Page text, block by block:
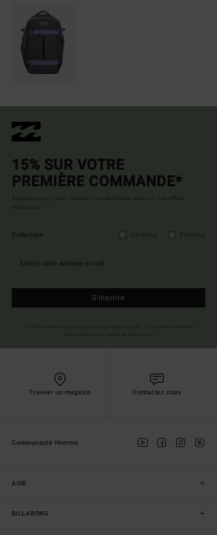
15% SUR VOTRE
PREMIÈRE COMMANDE*
Abonnez-vous pour recevoir nos dernières actus et nos offres
exclusives.
Collection
S'inscrire
Trouver un magasin Contactez nous
AIDE
BILLABONG
Communauté Homme